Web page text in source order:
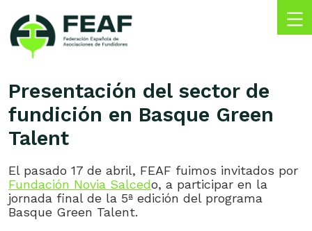
content
Española
de
Asociaciones
de
Fundidores
Presentación del sector de
fundición en Basque Green
Talent
El pasado 17 de abril, FEAF fuimos invitados por
Fundación Novia Salcedo, a participar en la
jornada final de la 5ª edición del programa
Basque Green Talent.